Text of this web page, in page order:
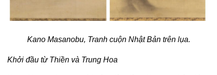
Kano Masanobu, Tranh cuộn Nhật Bản trên lụa.
Khởi đầu từ Thiền và Trung Hoa